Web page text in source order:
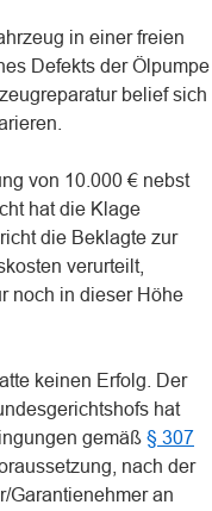
in einer freien
Defekts der Ölpumpe
belief sich
von 10.000 € nebst
hat die Klage
die Beklagte zur
verurteilt,
noch in dieser Höhe
keinen Erfolg. Der
hat
gemäß § 307
nach der
Garantienehmer an